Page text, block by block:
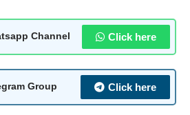
Channel Click here
Group Click here